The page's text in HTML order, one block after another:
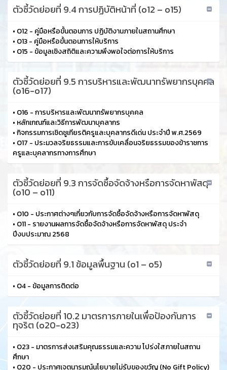
ตัวชี้วัดย่อยที่ 9.4 การปฏิบัติหน้าที่ (o12 – o15)
• O12 - คู่มือหรือขั้นตอนการ ปฏิบัติงานภายในสถานศึกษา
• O13 - คู่มือหรือขั้นตอนการให้บริการ
• O15 - ข้อมูลเชิงสถิติและความพึงพอใจต่อการให้บริการ
ตัวชี้วัดย่อยที่ 9.5 การบริหารและพัฒนาทรัพยากรบุคคล
(o16-o17)
• O16 - การบริหารและพัฒนาทรัพยากรบุคคล
• หลักเกณฑ์และวิธีการพัฒนาบุคลากร
•กิจกรรมการเชิดชูเกียรติครูและบุคลากรดีเด่น ประจำปี พ.ศ.2569
• O17 - ประมวลจริยธรรมและการขับเคลื่อนจริยธรรมของข้าราชการ
ครูและบุคลากรทางการศึกษา
ตัวชี้วัดย่อยที่ 9.3 การจัดซื้อจัดจ้างหรือการจัดหาพัสดุ
(o10 – o11)
• O10 - ประกาศต่างๆเกี่ยวกับการจัดซื้อจัดจ้างหรือการจัดหาพัสดุ
• O11 - รายงานผลการจัดซื้อจัดจ้างหรือการจัดหาพัสดุ ประจํา
ปีงบประมาณ 2568
ตัวชี้วัดย่อยที่ 9.1 ข้อมูลพื้นฐาน (o1 – o5)
• O4 - ข้อมูลการติดต่อ
ตัวชี้วัดย่อยที่ 10.2 มาตรการภายในเพื่อป้องกันการ
ทุจริต (o20-o23)
• O23 - มาตรการส่งเสริมคุณธรรมและความ โปร่งใสภายในสถาน
ศึกษา
• O20 - ประกาศเจตนารมณ์นโยบายไม่รับของขวัญ (No Gift Policy)